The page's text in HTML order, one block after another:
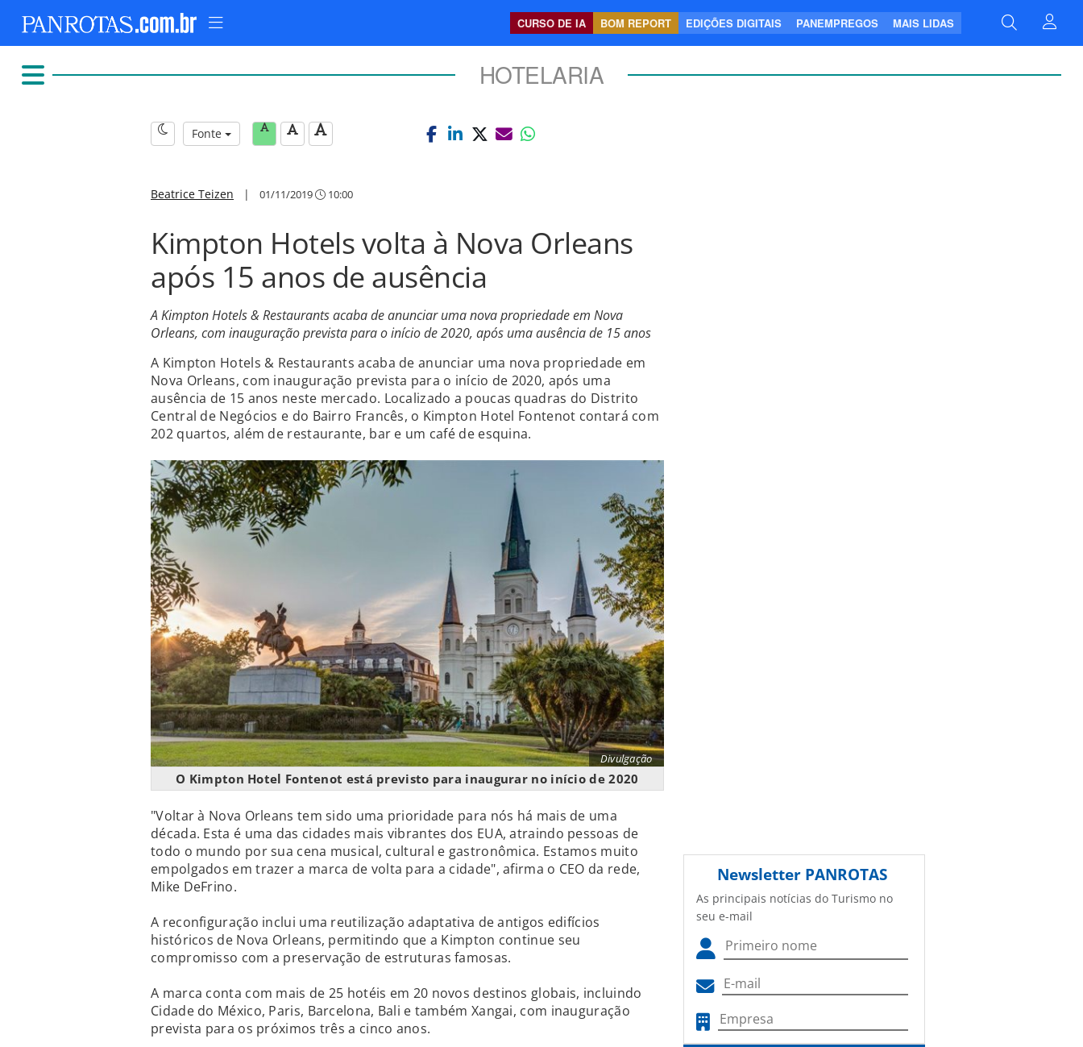
CURSO DE IA BOM REPORT EDIÇÕES DIGITAIS PANEMPREGOS MAIS LIDAS
HOTELARIA
Fonte
Beatrice Teizen | 01/11/2019 10:00
Kimpton Hotels volta à Nova Orleans
após 15 anos de ausência
A Kimpton Hotels & Restaurants acaba de anunciar uma nova propriedade em Nova
Orleans, com inauguração prevista para o início de 2020, após uma ausência de 15 anos
A Kimpton Hotels & Restaurants acaba de anunciar uma nova propriedade em
Nova Orleans, com inauguração prevista para o início de 2020, após uma
ausência de 15 anos neste mercado. Localizado a poucas quadras do Distrito
Central de Negócios e do Bairro Francês, o Kimpton Hotel Fontenot contará com
202 quartos, além de restaurante, bar e um café de esquina.
Divulgação
O Kimpton Hotel Fontenot está previsto para inaugurar no início de 2020
"Voltar à Nova Orleans tem sido uma prioridade para nós há mais de uma
década. Esta é uma das cidades mais vibrantes dos EUA, atraindo pessoas de
todo o mundo por sua cena musical, cultural e gastronômica. Estamos muito
empolgados em trazer a marca de volta para a cidade", afirma o CEO da rede,
Mike DeFrino.
A reconfiguração inclui uma reutilização adaptativa de antigos edifícios
históricos de Nova Orleans, permitindo que a Kimpton continue seu
compromisso com a preservação de estruturas famosas.
A marca conta com mais de 25 hotéis em 20 novos destinos globais, incluindo
Cidade do México, Paris, Barcelona, Bali e também Xangai, com inauguração
prevista para os próximos três a cinco anos.
Newsletter PANROTAS
As principais notícias do Turismo no
seu e-mail